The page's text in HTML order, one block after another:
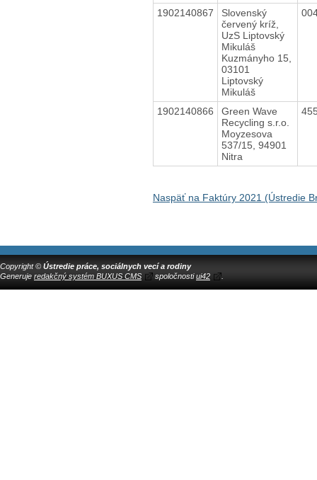
1902140867
Slovenský
červený kríž,
UzS Liptovský
Mikuláš
Kuzmányho 15,
03101
Liptovský
Mikuláš
1902140866
Green Wave
Recycling s.r.o.
Moyzesova
537/15, 94901
Nitra
Naspäť na Faktúry 2021 (Ústredie
Copyright © Ústredie práce, sociálnych vecí a rodiny
Generuje redakčný systém BUXUS CMS spoločnostiui42